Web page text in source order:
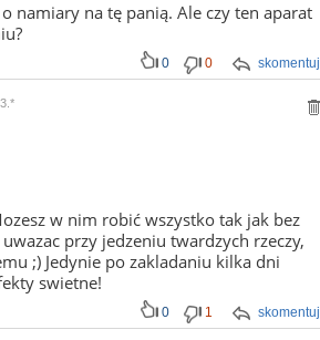
namiary na tę panią. Ale czy ten aparat
skomentuj
0 0
w nim robić wszystko tak jak bez
przy jedzeniu twardzych rzeczy,
;) Jedynie po zakladaniu kilka dni
swietne!
skomentuj
0 1